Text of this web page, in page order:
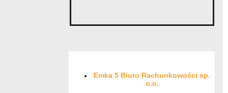
Emka 5 Biuro Rachunkowości sp.
o.o.